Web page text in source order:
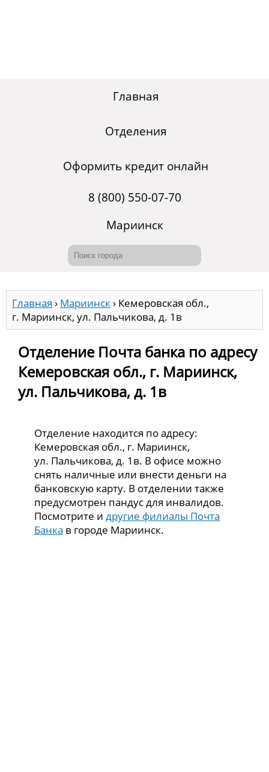
Главная
Отделения
Оформить кредит онлайн
8 (800) 550-07-70
Мариинск
Главная › Мариинск› Кемеровская обл.,
г. Мариинск, ул. Пальчикова, д. 1в
Отделение Почта банка по адресу
Кемеровская обл., г. Мариинск,
ул. Пальчикова, д. 1в
Отделение находится по адресу:
Кемеровская обл., г. Мариинск,
ул. Пальчикова, д. 1в. В офисе можно
снять наличные или внести деньги на
банковскую карту. В отделении также
предусмотрен пандус для инвалидов.
Посмотрите идругие филиалы Почта
Банка в городе Мариинск.